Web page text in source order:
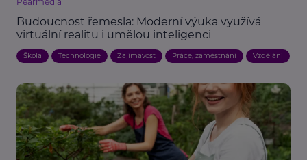
Budoucnost řemesla: Moderní výuka využívá
virtuální realitu i umělou inteligenci
Škola Technologie Zajímavost Práce, zaměstnání Vzdělání